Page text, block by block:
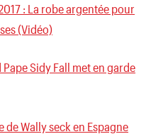
: La robe argentée pour
(Vidéo)
Sidy Fall met en garde
de Wally seck en Espagne